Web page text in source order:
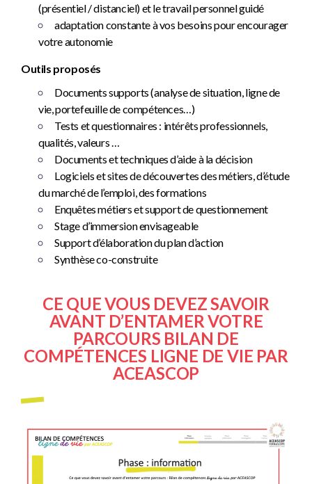
(présentiel / distanciel) et le travail personnel guidé
adaptation constante à vos besoins pour encourager
votre autonomie
Outils proposés
Documents supports (analyse de situation, ligne de
vie, portefeuille de compétences…)
Tests et questionnaires : intérêts professionnels,
qualités, valeurs …
Documents et techniques d’aide à la décision
Logiciels et sites de découvertes des métiers, d’étude
du marché de l’emploi, des formations
Enquêtes métiers et support de questionnement
Stage d’immersion envisageable
Support d’élaboration du plan d’action
Synthèse co-construite
CE QUE VOUS DEVEZ SAVOIR
AVANT D’ENTAMER VOTRE
PARCOURS BILAN DE
COMPÉTENCES LIGNE DE VIE PAR
ACEASCOP